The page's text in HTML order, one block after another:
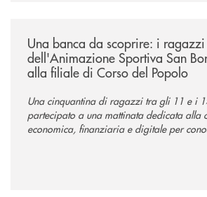
Una banca da scoprire: i ragazzi
dell'Animazione Sportiva San
alla filiale di Corso del Popolo
Una cinquantina di ragazzi tra gli 11 e i
partecipato a una mattinata dedicata alla
economica, finanziaria e digitale per